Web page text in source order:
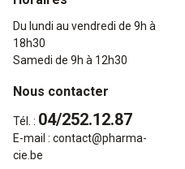
Du lundi au vendredi de 9h à
18h30
Samedi de 9h à 12h30
Nous contacter
Tél. : 04/252.12.87
E-mail : contact@pharma-
cie.be